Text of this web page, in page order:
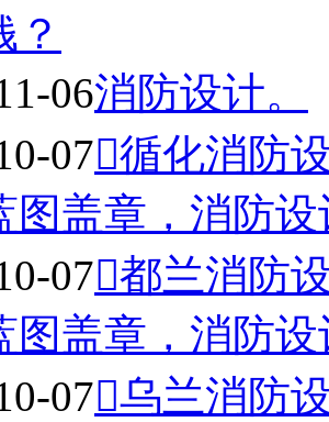
？
06消防设计。
07循化消防
图盖章，消防
07都兰消防
图盖章，消防
07乌兰消防